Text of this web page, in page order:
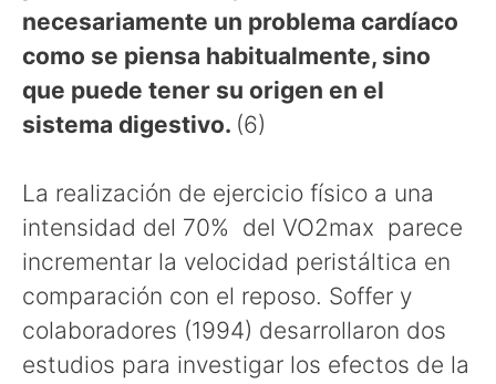
necesariamente un problema cardíaco
como se piensa habitualmente, sino
que puede tener su origen en el
sistema digestivo. (6)
La realización de ejercicio físico a una
intensidad del 70% del VO2max parece
incrementar la velocidad peristáltica en
comparación con el reposo. Soffer y
colaboradores (1994) desarrollaron dos
estudios para investigar los efectos de la